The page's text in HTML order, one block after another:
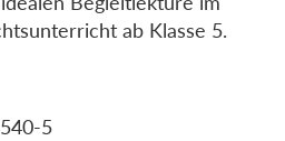
ab Klasse 5.
5